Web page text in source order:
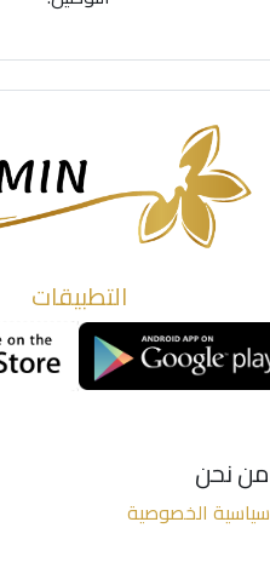
التطبيقات
من نحن
سياسية الخصوصية